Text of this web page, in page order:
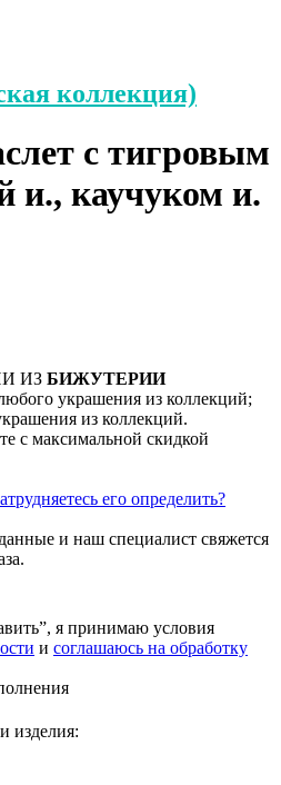
коллекция)
с тигровым
и., каучуком и.
ИЗ БИЖУТЕРИИ
украшения из коллекций;
из коллекций.
с максимальной скидкой
его определить?
и наш специалист свяжется
я принимаю условия
и соглашаюсь на обработку
изделия: